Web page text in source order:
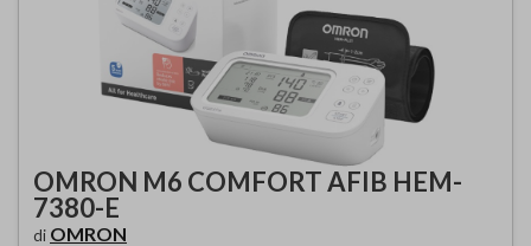
OMRON M6 COMFORT AFIB HEM-
7380-E
di OMRON